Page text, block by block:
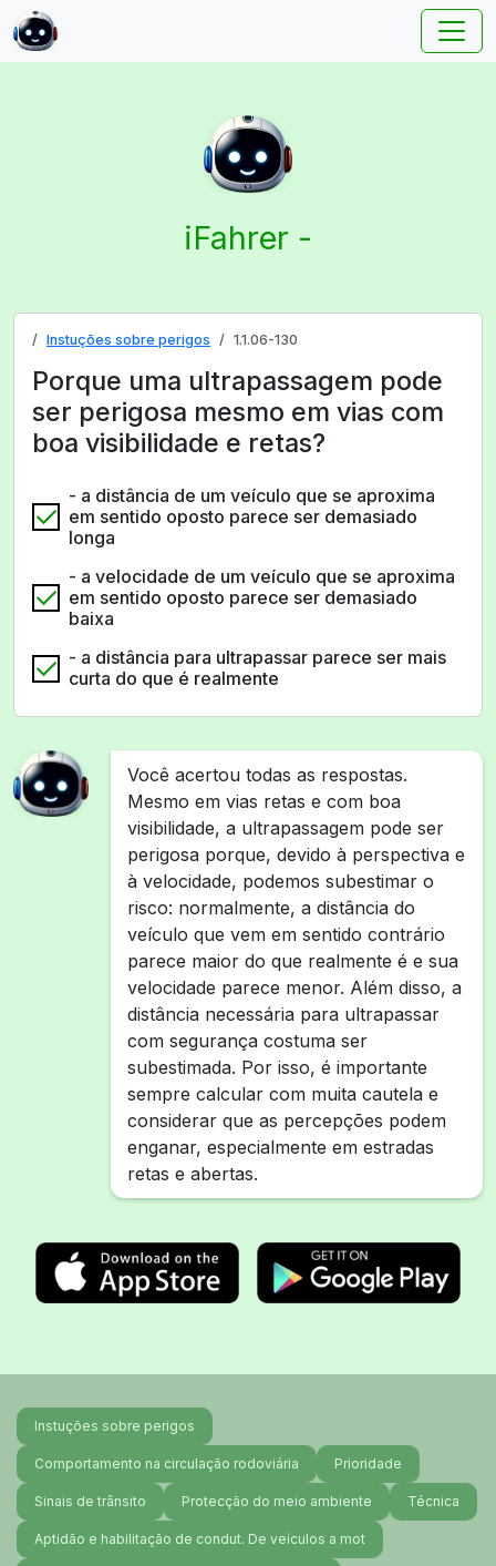
iFahrer -
Instuções sobre perigos 1.1.06-130
Porque uma ultrapassagem pode
ser perigosa mesmo em vias com
boa visibilidade e retas?
- a distância de um veículo que se aproxima
em sentido oposto parece ser demasiado
longa
- a velocidade de um veículo que se aproxima
em sentido oposto parece ser demasiado
baixa
- a distância para ultrapassar parece ser mais
curta do que é realmente
Você acertou todas as respostas.
Mesmo em vias retas e com boa
visibilidade, a ultrapassagem pode ser
perigosa porque, devido à perspectiva e
à velocidade, podemos subestimar o
risco: normalmente, a distância do
veículo que vem em sentido contrário
parece maior do que realmente é e sua
velocidade parece menor. Além disso, a
distância necessária para ultrapassar
com segurança costuma ser
subestimada. Por isso, é importante
sempre calcular com muita cautela e
considerar que as percepções podem
enganar, especialmente em estradas
retas e abertas.
Instuções sobre perigos
Comportamento na circulação rodoviária Prioridade
Sinais de trânsito Protecção do meio ambiente Técnica
Aptidão e habilitação de condut. De veículos a mot